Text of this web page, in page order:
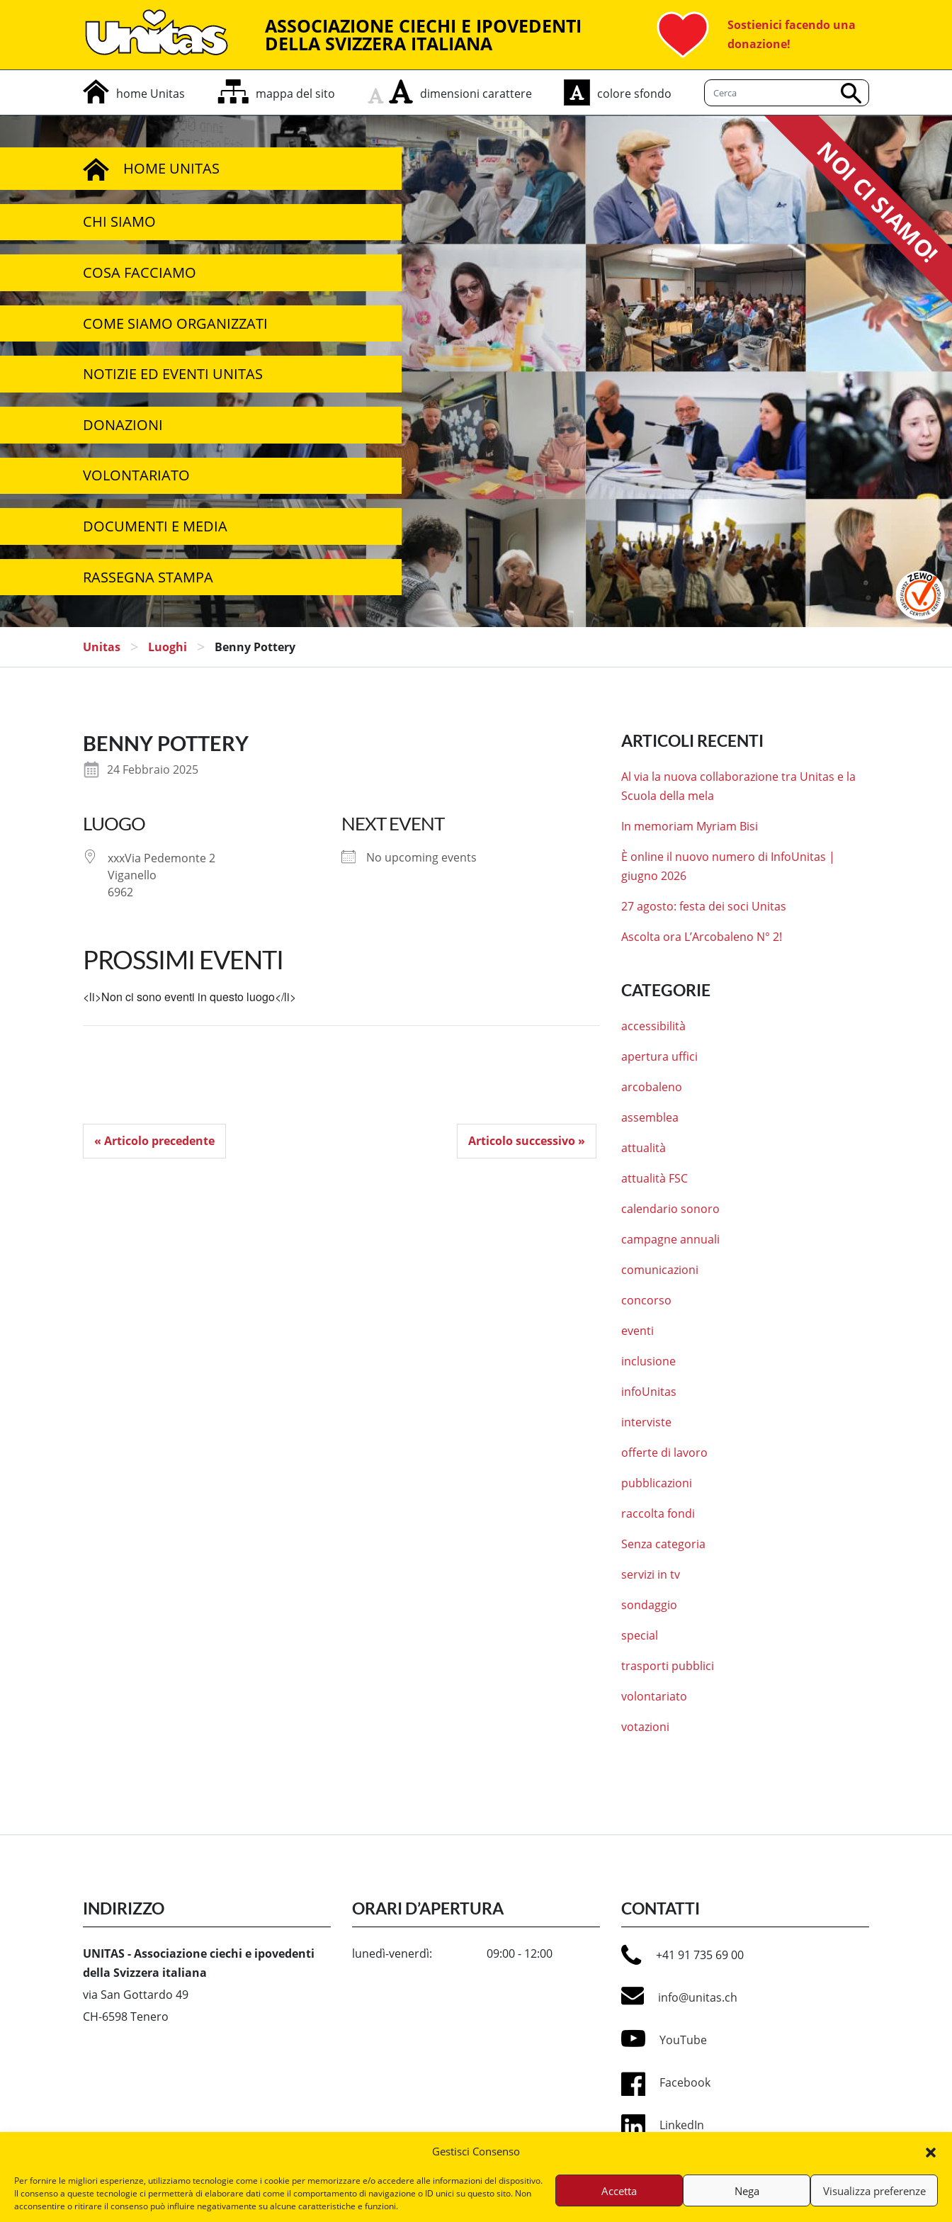
Gestisci Consenso
Per fornire le migliori esperienze, utilizziamo tecnologie come i cookie per memorizzare e/o accedere alle informazioni del dispositivo.
Il consenso a queste tecnologie ci permetterà di elaborare dati come il comportamento di navigazione o ID unici su questo sito. Non
acconsentire o ritirare il consenso può influire negativamente su alcune caratteristiche e funzioni.
Accetta Nega Visualizza preferenze
ASSOCIAZIONE CIECHI E IPOVEDENTI
DELLA SVIZZERA ITALIANA
Sostienici facendo una
donazione!
NOI CI SIAMO!
HOME UNITAS
CHI SIAMO
COSA FACCIAMO
COME SIAMO ORGANIZZATI
NOTIZIE ED EVENTI UNITAS
DONAZIONI
VOLONTARIATO
DOCUMENTI E MEDIA
RASSEGNA STAMPA
Unitas > Luoghi > Benny Pottery
BENNY POTTERY
24 Febbraio 2025
LUOGO
xxxVia Pedemonte 2
Viganello
6962
NEXT EVENT
No upcoming events
PROSSIMI EVENTI
<li>Non ci sono eventi in questo luogo</li>
« Articolo precedente Articolo successivo »
ARTICOLI RECENTI
Al via la nuova collaborazione tra Unitas e la
Scuola della mela
In memoriam Myriam Bisi
È online il nuovo numero di InfoUnitas |
giugno 2026
27 agosto: festa dei soci Unitas
Ascolta ora L’Arcobaleno N° 2!
CATEGORIE
accessibilità
apertura uffici
arcobaleno
assemblea
attualità
attualità FSC
calendario sonoro
campagne annuali
comunicazioni
concorso
eventi
inclusione
infoUnitas
interviste
offerte di lavoro
pubblicazioni
raccolta fondi
Senza categoria
servizi in tv
sondaggio
special
trasporti pubblici
volontariato
votazioni
home Unitas mappa del sito dimensioni carattere colore sfondo
INDIRIZZO
UNITAS - Associazione ciechi e ipovedenti
della Svizzera italiana
via San Gottardo 49
CH-6598 Tenero
ORARI D’APERTURA
lunedì-venerdì: 09:00 - 12:00
CONTATTI
+41 91 735 69 00
info@unitas.ch
YouTube
Facebook
LinkedIn